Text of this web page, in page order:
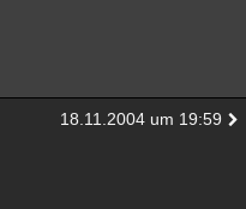
18.11.2004 um 19:59